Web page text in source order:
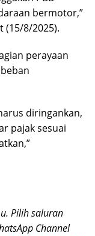
bermotor,”
(15/8/2025).
perayaan
diringankan,
pajak sesuai
Pilih saluran
Channel